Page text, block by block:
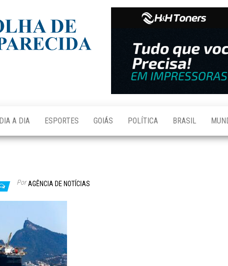
Aparecida
DIA A DIA ESPORTES GOIÁS POLÍTICA BRASIL
Por AGÊNCIA DE NOTÍCIAS